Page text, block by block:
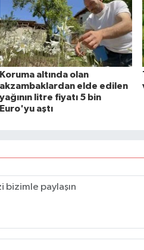
Koruma altında olan
akzambaklardan elde edilen
yağının litre fiyatı 5 bin
Euro'yu aştı